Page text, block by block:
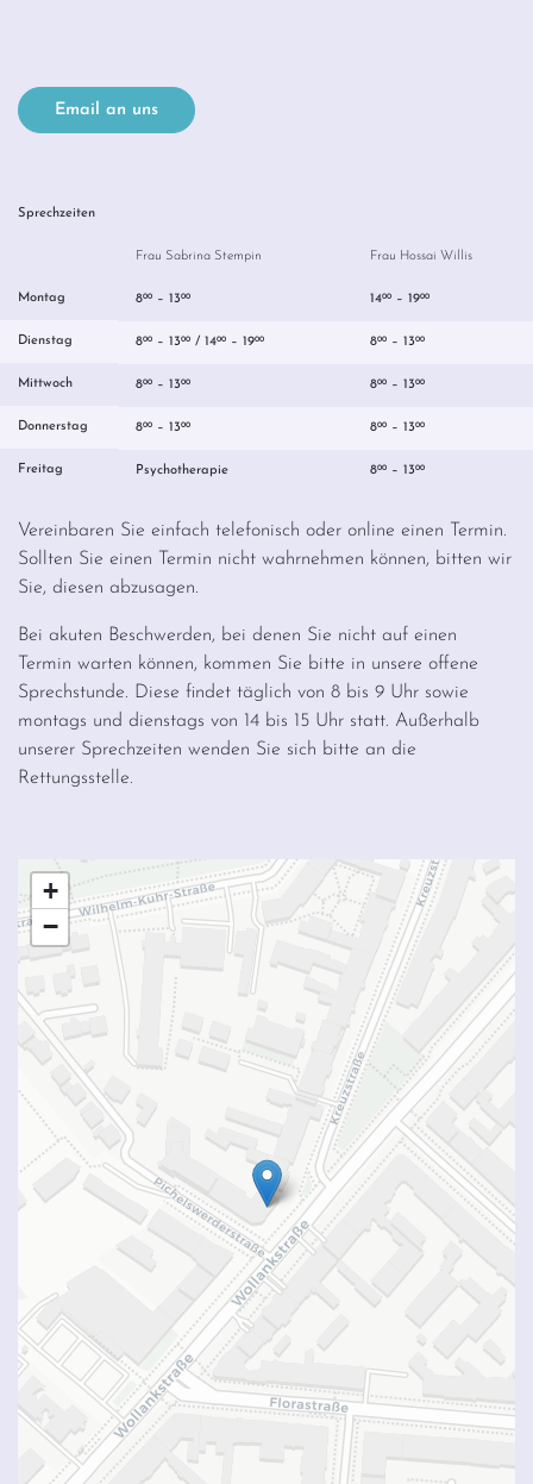
Email an uns
Sprechzeiten
Montag
Dienstag
Mittwoch
Donnerstag
Freitag
Frau Sabrina Stempin
800– 1300
800– 1300/ 1400– 1900
800– 1300
800– 1300
Psychotherapie
Frau Hossai Willis
1400– 1900
800– 1300
800– 1300
800– 1300
800– 1300
Vereinbaren Sie einfach telefonisch oder online einen Termin.
Sollten Sie einen Termin nicht wahrnehmen können, bitten wir
Sie, diesen abzusagen.
Bei akuten Beschwerden, bei denen Sie nicht auf einen
Termin warten können, kommen Sie bitte in unsere offene
Sprechstunde. Diese findet täglich von 8 bis 9 Uhr sowie
montags und dienstags von 14 bis 15 Uhr statt. Außerhalb
unserer Sprechzeiten wenden Sie sich bitte an die
Rettungsstelle.
+
−